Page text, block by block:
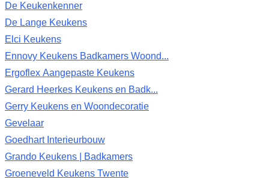
De Keukenkenner
De Lange Keukens
Elci Keukens
Ennovy Keukens Badkamers Woond...
Ergoflex Aangepaste Keukens
Gerard Heerkes Keukens en Badk...
Gerry Keukens en Woondecoratie
Gevelaar
Goedhart Interieurbouw
Grando Keukens | Badkamers
Groeneveld Keukens Twente